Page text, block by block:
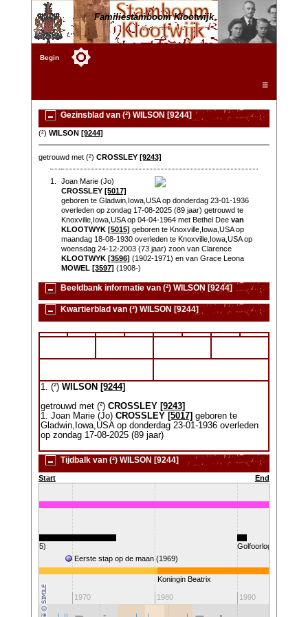
Familiestamboom Klootwijk
Begin
☰
Gezinsblad van (²) WILSON [9244]
(²) WILSON [9244]
getrouwd met (²) CROSSLEY [9243]
1.
Joan Marie (Jo)
CROSSLEY [5017]
geboren te Gladwin,Iowa,USA op donderdag 23-01-1936
overleden op zondag 17-08-2025 (89 jaar) getrouwd te
Knoxville,Iowa,USA op 04-04-1964 met Bethel Deevan
KLOOTWYK [5015] geboren te Knoxville,Iowa,USA op
maandag 18-08-1930 overleden te Knoxville,Iowa,USA op
woensdag 24-12-2003 (73 jaar) zoon van Clarence
KLOOTWYK [3596] (1902-1971) en van Grace Leona
MOWEL [3597] (1908-)
Beeldbank informatie van (²) WILSON [9244]
Kwartierblad van (²) WILSON [9244]
1. (²) WILSON [9244]
getrouwd met (²) CROSSLEY [9243]
1. Joan Marie (Jo) CROSSLEY [5017] geboren te
Gladwin,Iowa,USA op donderdag 23-01-1936 overleden
op zondag 17-08-2025 (89 jaar)
Tijdbalk van (²) WILSON [9244]
Start End
1970 1980 1990
Golfoorlog
Koningin Beatrix
Eerste stap op de maan (1969)
(1955-1975)